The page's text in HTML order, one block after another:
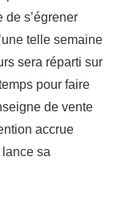
de s’égrener
telle semaine
sera réparti sur
pour faire
de vente
accrue
sa